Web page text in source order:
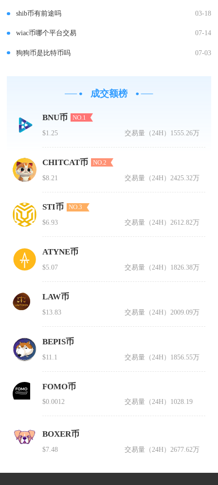
shib币有前途吗 03-18
wiac币哪个平台交易 07-14
狗狗币是比特币吗 07-03
成交额榜
BNU币 NO.1
$1.25 交易量（24H） 1555.26万
CHITCAT币 NO.2
$8.21 交易量（24H） 2425.32万
STI币 NO.3
$6.93 交易量（24H）2612.82万
ATYNE币
$5.07 交易量（24H） 1826.38万
LAW币
$13.83 交易量（24H） 2009.09万
BEPIS币
$11.1 交易量（24H） 1856.55万
FOMO币
$0.0012 交易量（24H） 1028.19
BOXER币
$7.48 交易量（24H） 2677.62万